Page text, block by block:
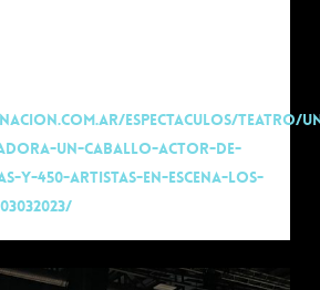
espectaculos/teatro/
un-caballo-actor-de-
y-450-artistas-en-escena-los-